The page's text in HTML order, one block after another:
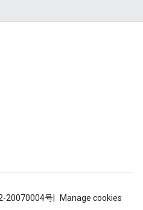
20070004号 Manage cookies